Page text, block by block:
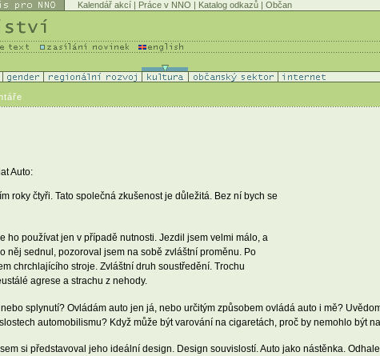
Kalendář akcí | Práce v NNO | Katalog odkazů | Občan
Auto:
roky čtyři. Tato společná zkušenost je důležitá. Bez ní bych se
ho používat jen v případě nutnosti. Jezdil jsem velmi málo, a
něj sednul, pozoroval jsem na sobě zvláštní proměnu. Po
chrchlajícího stroje. Zvláštní druh soustředění. Trochu
agrese a strachu z nehody.
splynutí? Ovládám auto jen já, nebo určitým způsobem ovládá auto i mě?
automobilismu? Když může být varování na cigaretách, proč by nemohlo být
si představoval jeho ideální design. Design souvislostí. Auto jako nástěnka.